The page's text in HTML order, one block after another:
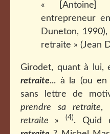
« [Antoine]
entrepreneur
Duneton,
retraite » (Jean
Girodet, quant à lui,
retraite... à la (ou
sans lettre de
prendre sa retraite,
retraite » (4). Quid